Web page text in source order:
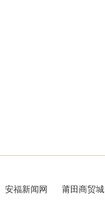
安福新闻网 莆田商贸城